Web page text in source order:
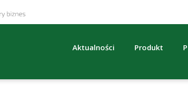
Aktualności Produkt